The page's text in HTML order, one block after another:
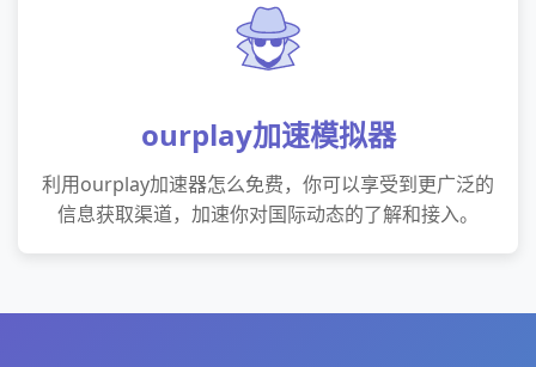
ourplay加速模拟器
利用ourplay加速器怎么免费，你可以享受到更广泛的
信息获取渠道，加速你对国际动态的了解和接入。